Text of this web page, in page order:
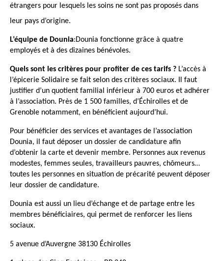
étrangers pour lesquels les soins ne sont pas proposés dans
leur pays d’origine.
L’équipe de Dounia:Dounia fonctionne grâce à quatre
employés et à des dizaines bénévoles.
Quels sont les critères pour profiter de ces tarifs ? L’accès à
l’épicerie Solidaire se fait selon des critères sociaux. Il faut
justifier d’un quotient familial inférieur à 700 euros et adhérer
à l’association. Près de 1 500 familles, d’Échirolles et de
Grenoble notamment, en bénéficient aujourd’hui.
Pour bénéficier des services et avantages de l’association
Dounia, il faut déposer un dossier de candidature afin
d’obtenir la carte et devenir membre. Personnes aux revenus
modestes, femmes seules, travailleurs pauvres, chômeurs…
toutes les personnes en situation de précarité peuvent déposer
leur dossier de candidature.
Dounia est aussi un lieu d’échange et de partage entre les
membres bénéficiaires, qui permet de renforcer les liens
sociaux.
5 avenue d’Auvergne 38130 Échirolles